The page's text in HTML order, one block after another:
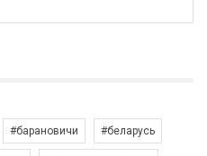
#барановичи #беларусь